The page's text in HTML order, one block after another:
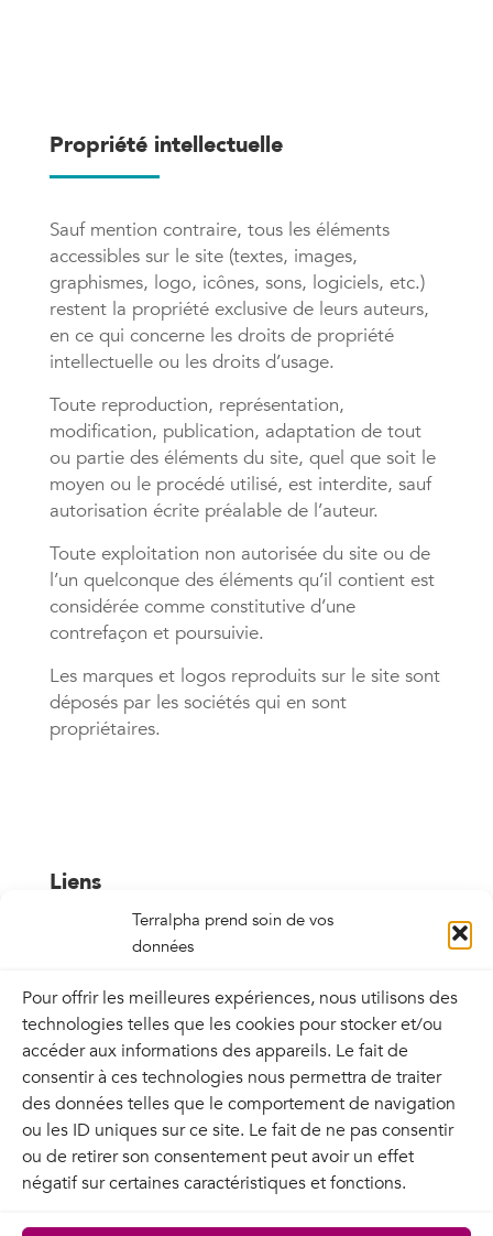
Terralpha prend soin de vos
données
Pour offrir les meilleures expériences, nous utilisons des
technologies telles que les cookies pour stocker et/ou
accéder aux informations des appareils. Le fait de
consentir à ces technologies nous permettra de traiter
des données telles que le comportement de navigation
ou les ID uniques sur ce site. Le fait de ne pas consentir
ou de retirer son consentement peut avoir un effet
négatif sur certaines caractéristiques et fonctions.
Propriété intellectuelle
Sauf mention contraire, tous les éléments
accessibles sur le site (textes, images,
graphismes, logo, icônes, sons, logiciels, etc.)
restent la propriété exclusive de leurs auteurs,
en ce qui concerne les droits de propriété
intellectuelle ou les droits d’usage.
Toute reproduction, représentation,
modification, publication, adaptation de tout
ou partie des éléments du site, quel que soit le
moyen ou le procédé utilisé, est interdite, sauf
autorisation écrite préalable de l’auteur.
Toute exploitation non autorisée du site ou de
l’un quelconque des éléments qu’il contient est
considérée comme constitutive d’une
contrefaçon et poursuivie.
Les marques et logos reproduits sur le site sont
déposés par les sociétés qui en sont
propriétaires.
Liens
Le propriétaire du site décline toute
responsabilité et n’est pas engagé par le
référencement via des liens hypertextes, de
ressources tierces présentes sur le réseau
Internet, tant en ce qui concerne leur contenu
que leur pertinence.
Liens entrants
Le propriétaire du site autorise les liens